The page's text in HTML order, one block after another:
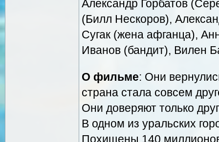
Александр Горбатов
(Билл Нескоров),
Сугак (жена афганца),
Иванов (бандит), Вилен
О фильме: Они
страна стала совсем
Они доверяют только
В одном из уральских
Похищены 140